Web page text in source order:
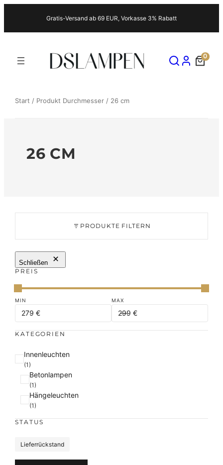
springen
Gratis-Versand ab 69 EUR, Vorkasse 3% Rabatt
0
Start / Produkt Durchmesser / 26 cm
26 CM
PRODUKTE FILTERN
Schließen
PREIS
KATEGORIEN
K
a
r
Innenleuchten
(1)
Betonlampen
(1)
Hängeleuchten
(1)
STATUS
Lieferrückstand